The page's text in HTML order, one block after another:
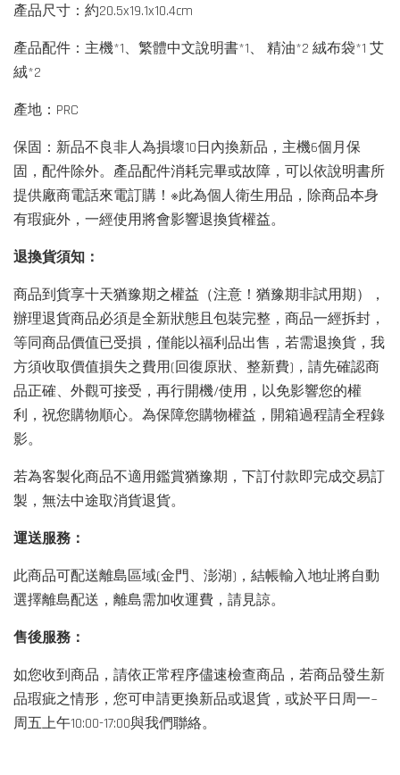
產品尺寸：約20.5x19.1x10.4cm
產品配件：主機*1、繁體中文說明書*1、 精油*2 絨布袋*1 艾
絨*2
產地：PRC
保固：新品不良非人為損壞10日內換新品，主機6個月保
固，配件除外。產品配件消耗完畢或故障，可以依說明書所
提供廠商電話來電訂購！※此為個人衛生用品，除商品本身
有瑕疵外，一經使用將會影響退換貨權益。
退換貨須知：
商品到貨享十天猶豫期之權益（注意！猶豫期非試用期），
辦理退貨商品必須是全新狀態且包裝完整，商品一經拆封，
等同商品價值已受損，僅能以福利品出售，若需退換貨，我
方須收取價值損失之費用(回復原狀、整新費)，請先確認商
品正確、外觀可接受，再行開機/使用，以免影響您的權
利，祝您購物順心。為保障您購物權益，開箱過程請全程錄
影。
若為客製化商品不適用鑑賞猶豫期，下訂付款即完成交易訂
製，無法中途取消貨退貨。
運送服務：
此商品可配送離島區域(金門、澎湖)，結帳輸入地址將自動
選擇離島配送，離島需加收運費，請見諒。
售後服務：
如您收到商品，請依正常程序儘速檢查商品，若商品發生新
品瑕疵之情形，您可申請更換新品或退貨，或於平日周一~
周五上午10:00-17:00與我們聯絡。